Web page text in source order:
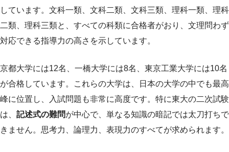
しています。文科一類、文科二類、文科三類、理科一類、理科
二類、理科三類と、すべての科類に合格者がおり、文理問わず
対応できる指導力の高さを示しています。
京都大学には12名、一橋大学には8名、東京工業大学には10名
が合格しています。これらの大学は、日本の大学の中でも最高
峰に位置し、入試問題も非常に高度です。特に東大の二次試験
は、 記述式の難問が中心で、単なる知識の暗記では太刀打ちで
きません。思考力、論理力、表現力のすべてが求められます。